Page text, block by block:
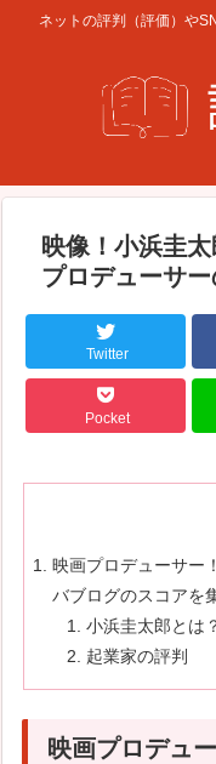
ネットの評判（評価）や
映像！小浜圭
プロデューサ
Twitter
Pocket
映画プロデューサー
バブログのスコアを
小浜圭太郎とは
起業家の評判
映画プロデュ